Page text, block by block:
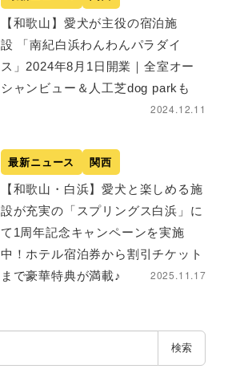
【和歌山】愛犬が主役の宿泊施
設 「南紀白浜わんわんパラダイ
ス」2024年8月1日開業｜全室オー
シャンビュー＆人工芝dog parkも
2024.12.11
最新ニュース 関西
【和歌山・白浜】愛犬と楽しめる施
設が充実の「スプリングス白浜」に
て1周年記念キャンペーンを実施
中！ホテル宿泊券から割引チケット
まで豪華特典が満載♪
2025.11.17
検索